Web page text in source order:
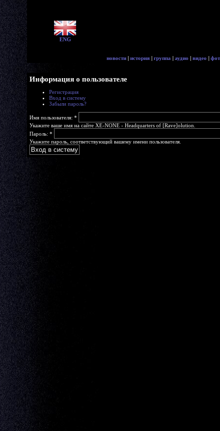
ENG
новости | история | группа | аудио | видео |
Информация о пользователе
Регистрация
Вход в систему
Забыли пароль?
Имя пользователя: *
Укажите ваше имя на сайте XE-NONE - Headquarters of [Rave]olution.
Пароль: *
Укажите пароль, соответствующий вашему имени пользователя.